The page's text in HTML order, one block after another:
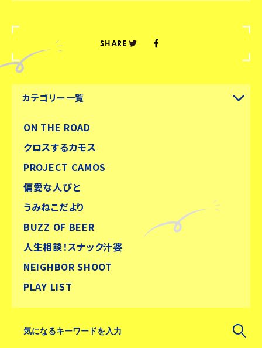
SHARE
カテゴリー一覧
ON THE ROAD
クロスするカモス
PROJECT CAMOS
偏愛な人びと
うみねこだより
BUZZ OF BEER
人生相談！スナック汁婆
NEIGHBOR SHOOT
PLAY LIST